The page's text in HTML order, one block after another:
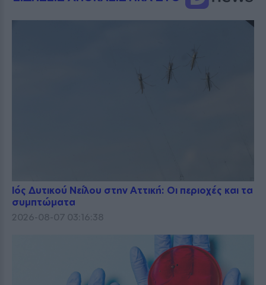
Ιός Δυτικού Νείλου στην Αττική: Οι περιοχές και τα
συμπτώματα
2026-08-07 03:16:38